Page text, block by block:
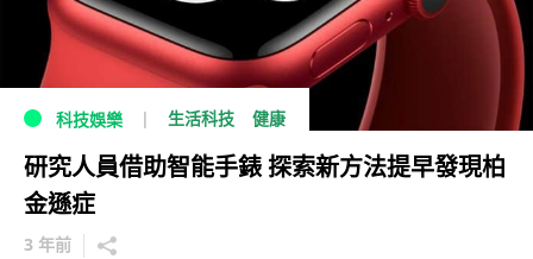
科技娛樂 生活科技 健康
研究人員借助智能手錶 探索新方法提早發現柏
金遜症
3 年前